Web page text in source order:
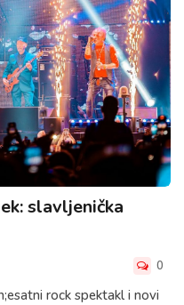
slavljenička
0
rock spektakl i novi